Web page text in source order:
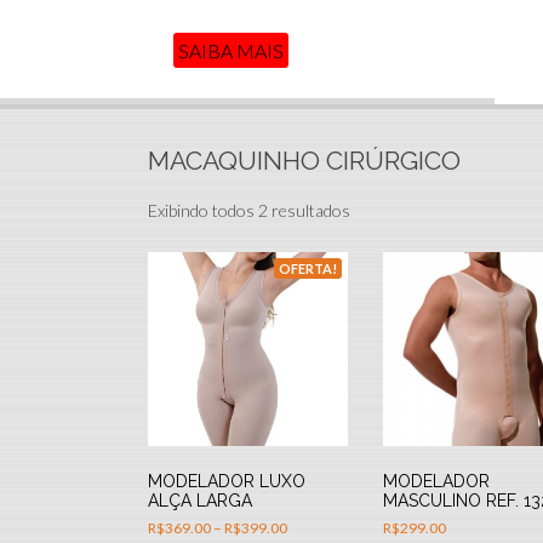
SAIBA MAIS
MACAQUINHO CIRÚRGICO
Exibindo todos 2 resultados
OFERTA!
MODELADOR LUXO
ALÇA LARGA
R$369.00 – R$399.00
MODELADOR
MASCULINO REF.
R$299.00